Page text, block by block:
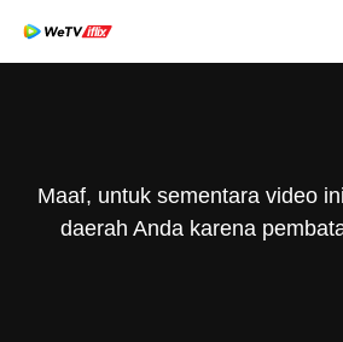
Maaf, untuk sementara video
daerah Anda karena